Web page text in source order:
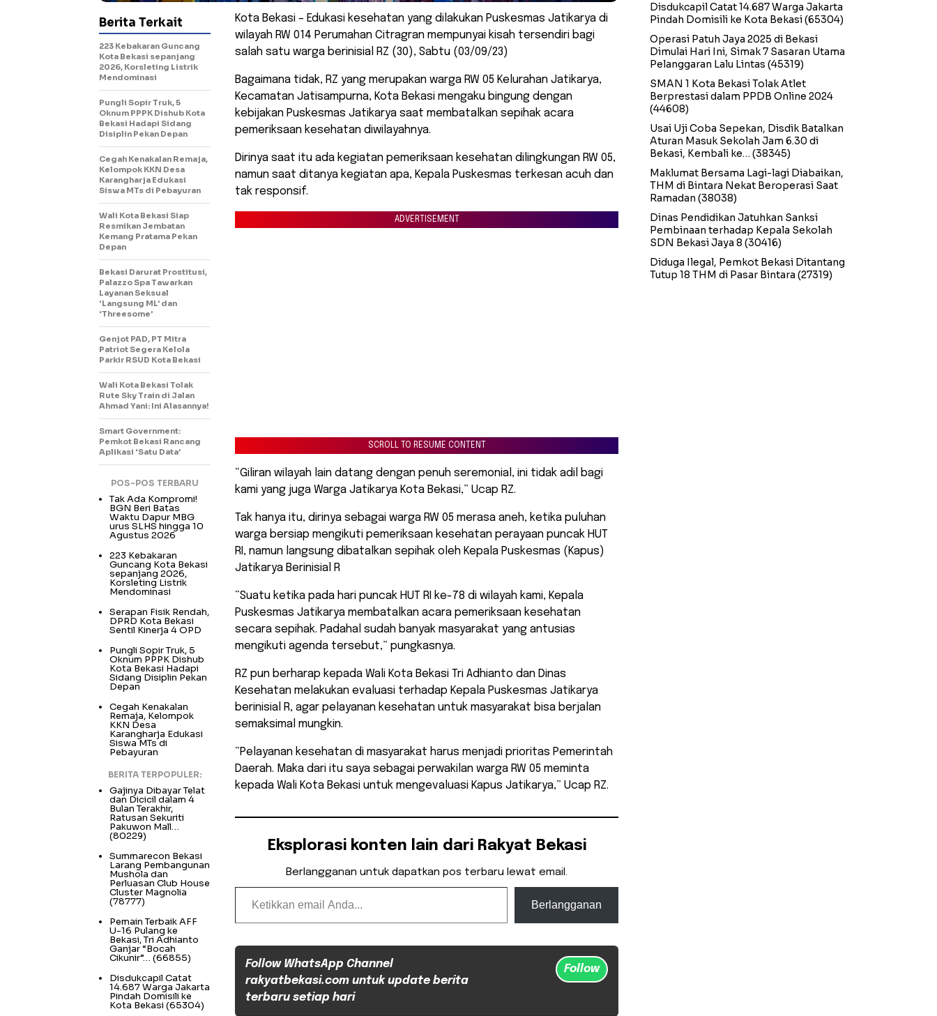
Kota Bekasi – Edukasi kesehatan yang dilakukan Puskesmas Jatikarya di
wilayah RW 014 Perumahan Citragran mempunyai kisah tersendiri bagi
salah satu warga berinisial RZ (30), Sabtu (03/09/23)
Bagaimana tidak, RZ yang merupakan warga RW 05 Kelurahan Jatikarya,
Kecamatan Jatisampurna, Kota Bekasi mengaku bingung dengan
kebijakan Puskesmas Jatikarya saat membatalkan sepihak acara
pemeriksaan kesehatan diwilayahnya.
Dirinya saat itu ada kegiatan pemeriksaan kesehatan dilingkungan RW 05,
namun saat ditanya kegiatan apa, Kepala Puskesmas terkesan acuh dan
tak responsif.
ADVERTISEMENT
SCROLL TO RESUME CONTENT
“Giliran wilayah lain datang dengan penuh seremonial, ini tidak adil bagi
kami yang juga Warga Jatikarya Kota Bekasi,” Ucap RZ.
Tak hanya itu, dirinya sebagai warga RW 05 merasa aneh, ketika puluhan
warga bersiap mengikuti pemeriksaan kesehatan perayaan puncak HUT
RI, namun langsung dibatalkan sepihak oleh Kepala Puskesmas (Kapus)
Jatikarya Berinisial R
“Suatu ketika pada hari puncak HUT RI ke-78 di wilayah kami, Kepala
Puskesmas Jatikarya membatalkan acara pemeriksaan kesehatan
secara sepihak. Padahal sudah banyak masyarakat yang antusias
mengikuti agenda tersebut,” pungkasnya.
RZ pun berharap kepada Wali Kota Bekasi Tri Adhianto dan Dinas
Kesehatan melakukan evaluasi terhadap Kepala Puskesmas Jatikarya
berinisial R, agar pelayanan kesehatan untuk masyarakat bisa berjalan
semaksimal mungkin.
“Pelayanan kesehatan di masyarakat harus menjadi prioritas Pemerintah
Daerah. Maka dari itu saya sebagai perwakilan warga RW 05 meminta
kepada Wali Kota Bekasi untuk mengevaluasi Kapus Jatikarya,” Ucap RZ.
Eksplorasi konten lain dari Rakyat Bekasi
Berlangganan untuk dapatkan pos terbaru lewat email.
Ketikkan email Anda...
Berlangganan
Follow WhatsApp Channel
rakyatbekasi.com untuk update berita
terbaru setiap hari
Follow
Berita Terkait
223 Kebakaran Guncang
Kota Bekasi sepanjang
2026, Korsleting Listrik
Mendominasi
Pungli Sopir Truk, 5
Oknum PPPK Dishub Kota
Bekasi Hadapi Sidang
Disiplin Pekan Depan
Cegah Kenakalan Remaja,
Kelompok KKN Desa
Karangharja Edukasi
Siswa MTs di Pebayuran
Wali Kota Bekasi Siap
Resmikan Jembatan
Kemang Pratama Pekan
Depan
Bekasi Darurat Prostitusi,
Palazzo Spa Tawarkan
Layanan Seksual
‘Langsung ML’ dan
‘Threesome’
Genjot PAD, PT Mitra
Patriot Segera Kelola
Parkir RSUD Kota Bekasi
Wali Kota Bekasi Tolak
Rute Sky Train di Jalan
Ahmad Yani: Ini Alasannya!
Smart Government:
Pemkot Bekasi Rancang
Aplikasi ‘Satu Data’
POS-POS TERBARU
Tak Ada Kompromi!
BGN Beri Batas
Waktu Dapur MBG
urus SLHS hingga 10
Agustus 2026
223 Kebakaran
Guncang Kota Bekasi
sepanjang 2026,
Korsleting Listrik
Mendominasi
Serapan Fisik Rendah,
DPRD Kota Bekasi
Sentil Kinerja 4 OPD
Pungli Sopir Truk, 5
Oknum PPPK Dishub
Kota Bekasi Hadapi
Sidang Disiplin Pekan
Depan
Cegah Kenakalan
Remaja, Kelompok
KKN Desa
Karangharja Edukasi
Siswa MTs di
Pebayuran
BERITA TERPOPULER:
Gajinya Dibayar Telat
dan Dicicil dalam 4
Bulan Terakhir,
Ratusan Sekuriti
Pakuwon Mall…
(80229)
Summarecon Bekasi
Larang Pembangunan
Mushola dan
Perluasan Club House
Cluster Magnolia
(78777)
Pemain Terbaik AFF
U-16 Pulang ke
Bekasi, Tri Adhianto
Ganjar “Bocah
Cikunir”… (66855)
Disdukcapil Catat
14.687 Warga Jakarta
Pindah Domisili ke
Kota Bekasi (65304)
Disdukcapil Catat 14.687 Warga Jakarta
Pindah Domisili ke Kota Bekasi(65304)
Operasi Patuh Jaya 2025 di Bekasi
Dimulai Hari Ini, Simak 7 Sasaran Utama
Pelanggaran Lalu Lintas (45319)
SMAN 1 Kota Bekasi Tolak Atlet
Berprestasi dalam PPDB Online 2024
(44608)
Usai Uji Coba Sepekan, Disdik Batalkan
Aturan Masuk Sekolah Jam 6.30 di
Bekasi, Kembali ke… (38345)
Maklumat Bersama Lagi-lagi Diabaikan,
THM di Bintara Nekat Beroperasi Saat
Ramadan (38038)
Dinas Pendidikan Jatuhkan Sanksi
Pembinaan terhadap Kepala Sekolah
SDN Bekasi Jaya 8 (30416)
Diduga Ilegal, Pemkot Bekasi Ditantang
Tutup 18 THM di Pasar Bintara (27319)